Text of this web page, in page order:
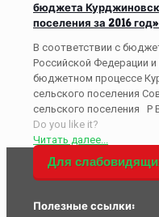
бюджета
поселения за 2016
В соответствии с
Российской Федерации
бюджетном процессе
сельского поселения
сельского поселения Р
Do you like it?
Читать далее...
Для
Полезные ссылки: